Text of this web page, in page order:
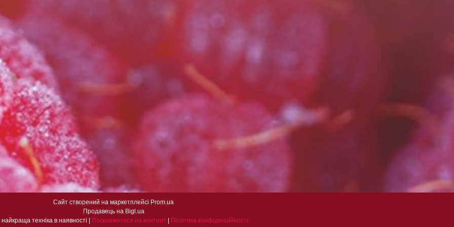
Сайт створений на маркетплейсі Prom.ua
Продавець на Bigl.ua
Malina- найкраща техніка в наявності | Поскаржитися на контент | Політика конфіденційності